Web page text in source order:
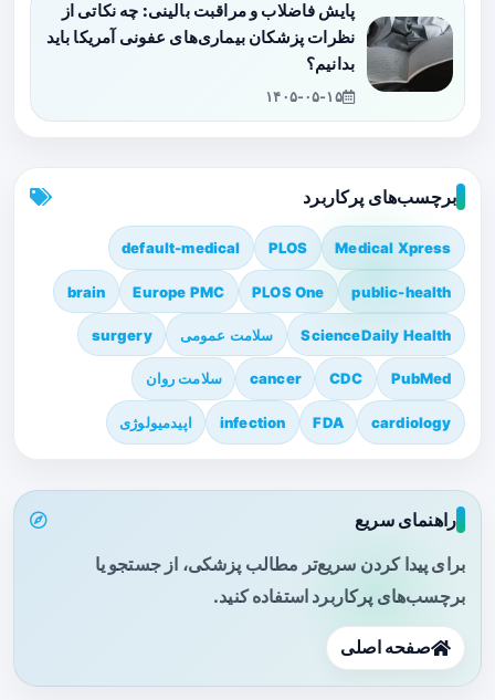
پایش فاضلاب و مراقبت بالینی: چه نکاتی از
نظرات پزشکان بیماری‌های عفونی آمریکا باید
بدانیم؟
۱۴۰۵-۰۵-۱۵
برچسب‌های پرکاربرد
Medical Xpress
PLOS
default-medical
public-health
PLOS One
Europe PMC
brain
ScienceDaily Health سلامت عمومی surgery
PubMed
CDC
cancer سلامت روان
cardiology
FDA
infection اپیدمیولوژی
راهنمای سریع
برای پیدا کردن سریع‌تر مطالب پزشکی، از جستجو یا
برچسب‌های پرکاربرد استفاده کنید.
صفحه اصلی